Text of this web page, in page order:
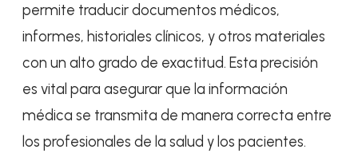
permite traducir documentos médicos,
informes, historiales clínicos, y otros materiales
con un alto grado de exactitud. Esta precisión
es vital para asegurar que la información
médica se transmita de manera correcta entre
los profesionales de la salud y los pacientes.